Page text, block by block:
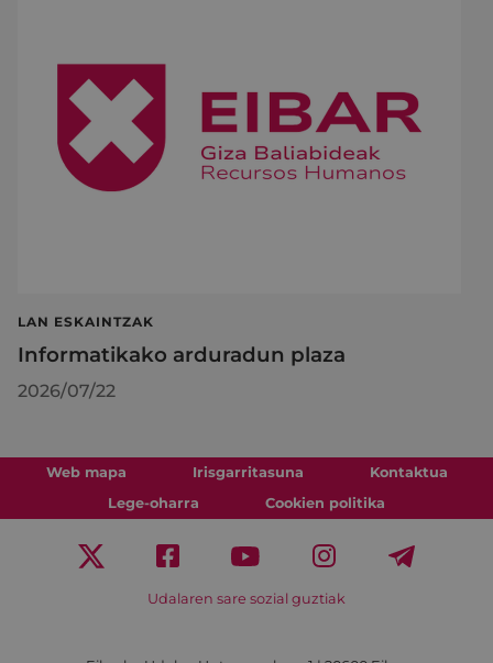
LAN ESKAINTZAK
Informatikako arduradun plaza
2026/07/22
Web mapa Irisgarritasuna
Kontaktua
Lege-oharra
Cookien politika
Udalaren sare sozial guztiak